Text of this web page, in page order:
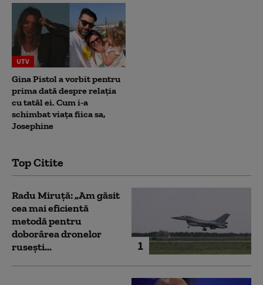
UTV
Gina Pistol a vorbit pentru
prima dată despre relația
cu tatăl ei. Cum i-a
schimbat viața fiica sa,
Josephine
Top Citite
1
Radu Miruță: „Am găsit
cea mai eficientă
metodă pentru
doborârea dronelor
rusești...